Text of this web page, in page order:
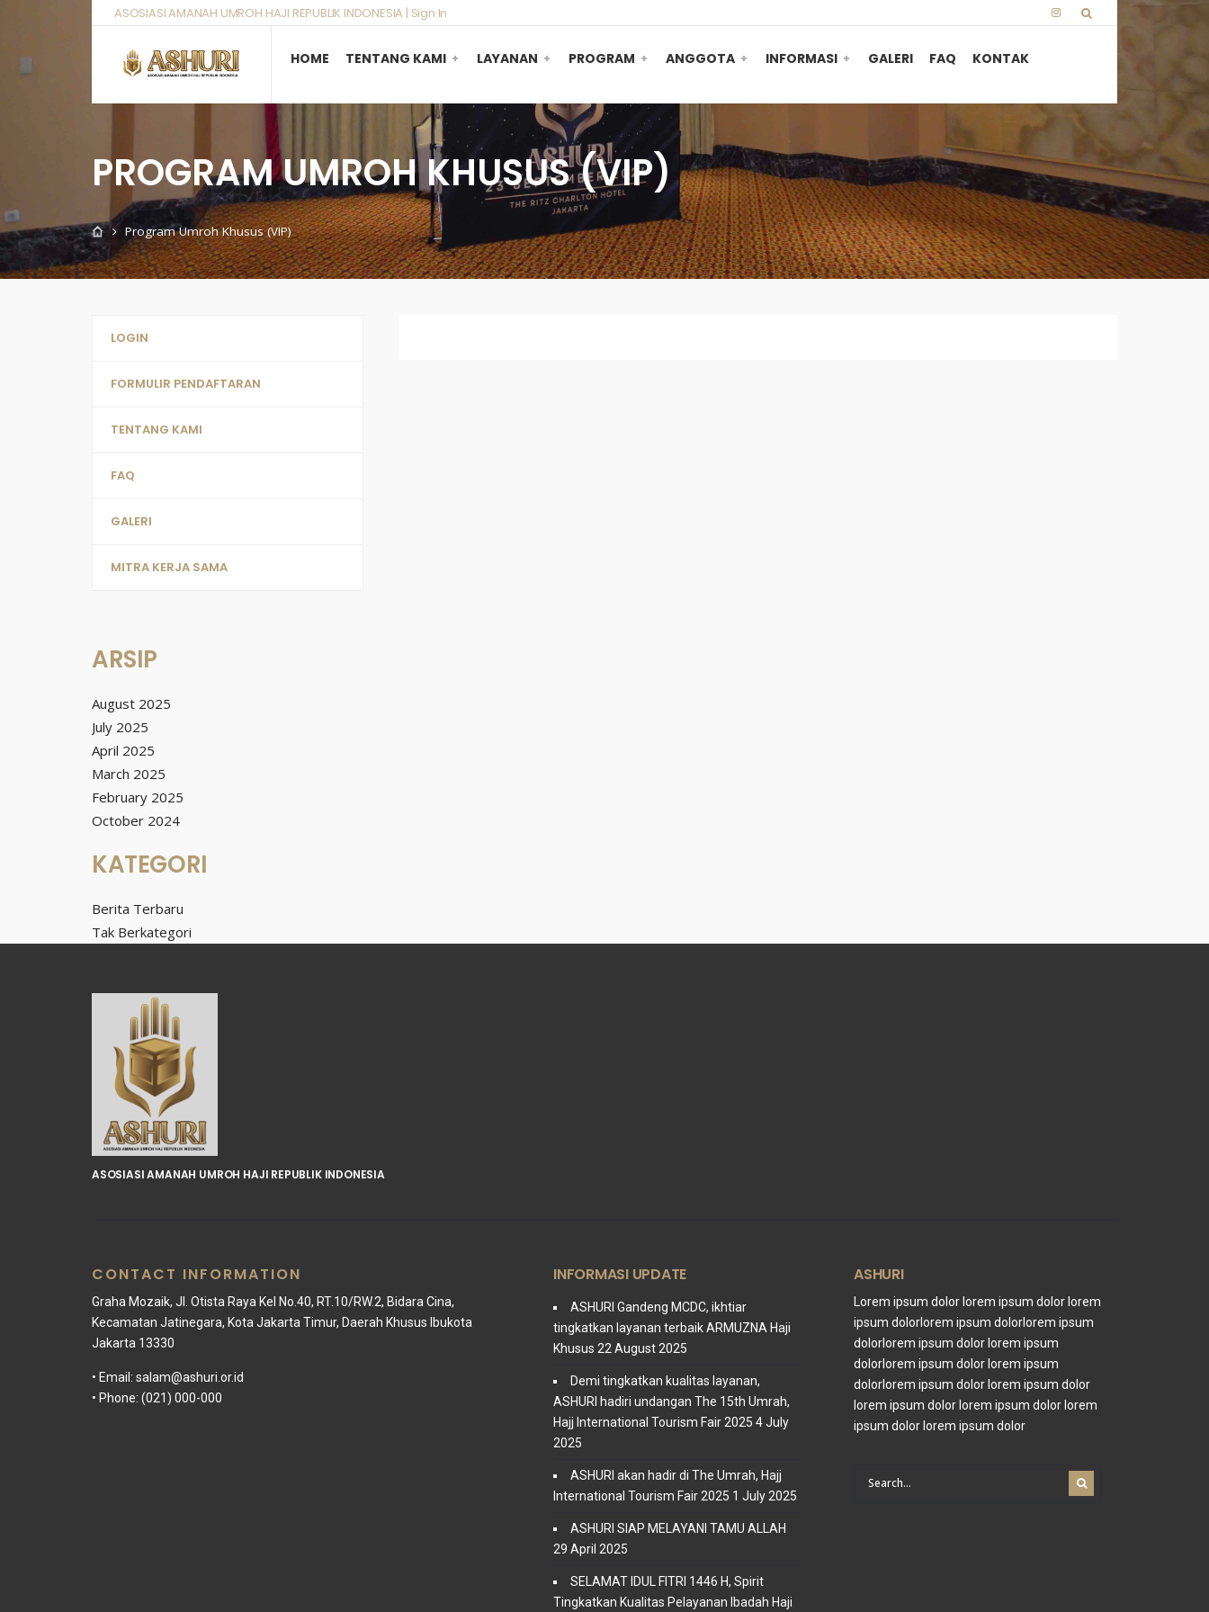
ASOSIASI AMANAH UMROH HAJI REPUBLIK INDONESIA | Sign In
HOME TENTANG KAMI LAYANAN PROGRAM ANGGOTA INFORMASI GALERI FAQ KONTAK
PROGRAM UMROH KHUSUS (VIP)
Program Umroh Khusus (VIP)
LOGIN
FORMULIR PENDAFTARAN
TENTANG KAMI
FAQ
GALERI
MITRA KERJA SAMA
ARSIP
August 2025
July 2025
April 2025
March 2025
February 2025
October 2024
KATEGORI
Berita Terbaru
Tak Berkategori
ASOSIASI AMANAH UMROH HAJI REPUBLIK INDONESIA
CONTACT INFORMATION
Graha Mozaik, Jl. Otista Raya Kel No.40, RT.10/RW.2, Bidara Cina,
Kecamatan Jatinegara, Kota Jakarta Timur, Daerah Khusus Ibukota
Jakarta 13330
• Email: salam@ashuri.or.id
• Phone: (021) 000-000
INFORMASI UPDATE
ASHURI Gandeng MCDC, ikhtiar
tingkatkan layanan terbaik ARMUZNA Haji
Khusus 22 August 2025
Demi tingkatkan kualitas layanan,
ASHURI hadiri undangan The 15th Umrah,
Hajj International Tourism Fair 2025 4 July
2025
ASHURI akan hadir di The Umrah, Hajj
International Tourism Fair 2025 1 July 2025
ASHURI SIAP MELAYANI TAMU ALLAH
29 April 2025
SELAMAT IDUL FITRI 1446 H, Spirit
Tingkatkan Kualitas Pelayanan Ibadah Haji
ASHURI
Lorem ipsum dolor lorem ipsum dolor lorem
ipsum dolorlorem ipsum dolorlorem ipsum
dolorlorem ipsum dolor lorem ipsum
dolorlorem ipsum dolor lorem ipsum
dolorlorem ipsum dolor lorem ipsum dolor
lorem ipsum dolor lorem ipsum dolor lorem
ipsum dolor lorem ipsum dolor